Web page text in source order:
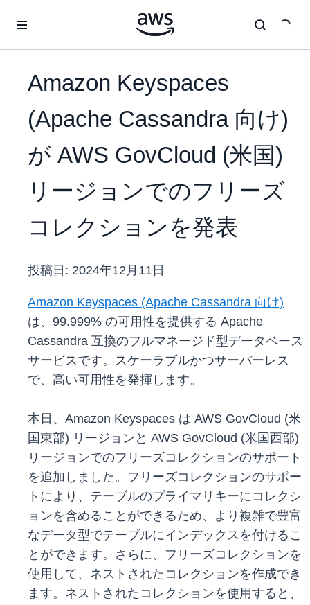
Amazon Keyspaces
(Apache Cassandra 向け)
が AWS GovCloud (米国)
リージョンでのフリーズ
コレクションを発表
投稿日: 2024年12月11日
Amazon Keyspaces (Apache Cassandra 向け)
は、99.999% の可用性を提供する Apache
Cassandra 互換のフルマネージド型データベース
サービスです。スケーラブルかつサーバーレス
で、高い可用性を発揮します。
本日、Amazon Keyspaces は AWS GovCloud (米
国東部) リージョンと AWS GovCloud (米国西部)
リージョンでのフリーズコレクションのサポート
を追加しました。フリーズコレクションのサポー
トにより、テーブルのプライマリキーにコレクシ
ョンを含めることができるため、より複雑で豊富
なデータ型でテーブルにインデックスを付けるこ
とができます。さらに、フリーズコレクションを
使用して、ネストされたコレクションを作成でき
ます。ネストされたコレクションを使用すると、